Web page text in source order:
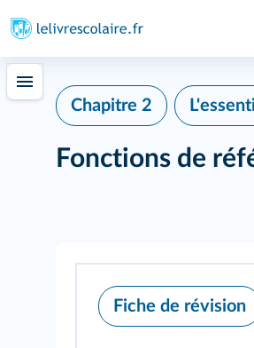
Chapitre 2
Fonctions de
Fiche de révision